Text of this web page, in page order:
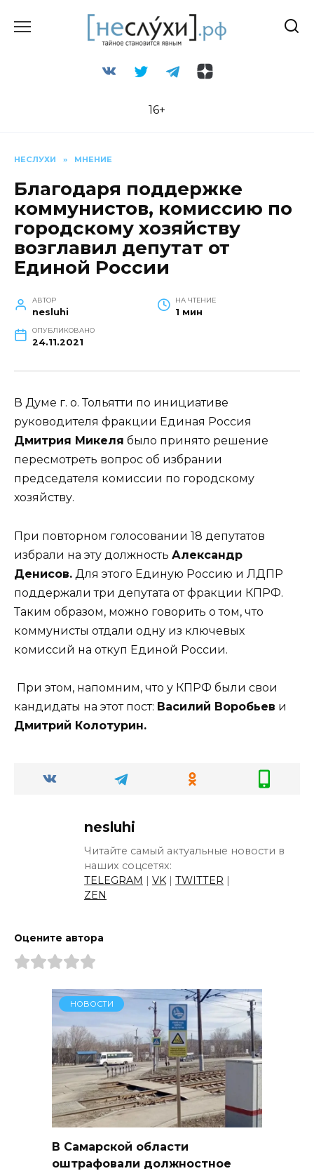
16+
НЕСЛУХИ » МНЕНИЕ
Благодаря поддержке
коммунистов, комиссию по
городскому хозяйству
возглавил депутат от
Единой России
АВТОР
nesluhi
НА ЧТЕНИЕ
1 мин
ОПУБЛИКОВАНО
24.11.2021
В Думе г. о. Тольятти по инициативе
руководителя фракции Единая Россия
Дмитрия Микеля было принято решение
пересмотреть вопрос об избрании
председателя комиссии по городскому
хозяйству.
При повторном голосовании 18 депутатов
избрали на эту должность Александр
Денисов. Для этого Единую Россию и ЛДПР
поддержали три депутата от фракции КПРФ.
Таким образом, можно говорить о том, что
коммунисты отдали одну из ключевых
комиссий на откуп Единой России.
При этом, напомним, что у КПРФ были свои
кандидаты на этот пост: Василий Воробьев и
Дмитрий Колотурин.
nesluhi
Читайте самый актуальные новости в
наших соцсетях:
TELEGRAM | VK | TWITTER |
ZEN
Оцените автора
НОВОСТИ
В Самарской области
оштрафовали должностное